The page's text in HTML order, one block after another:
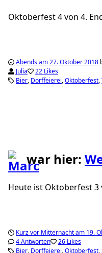
Oktoberfest 4 von 4.
Abends am 27. Oktober 2018
Julia
22 Likes
Bier Dorffeierei Oktoberfest
war hier:
Heute ist Oktoberfest 3
Kurz vor Mitternacht am 19.
4 Antworten
26 Likes
Bier Dorffeierei Oktoberfest